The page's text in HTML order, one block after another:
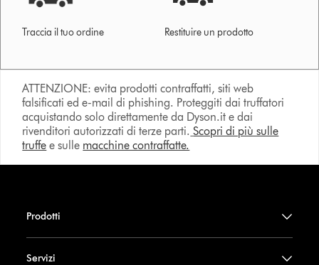
Traccia il tuo ordine Restituire un prodotto
ATTENZIONE: evita prodotti contraffatti, siti web
falsificati ed e-mail di phishing. Proteggiti dai truffatori
acquistando solo direttamente da Dyson.it e dai
rivenditori autorizzati di terze parti. Scopri di più sulle
truffe e sulle macchine contraffatte.
Prodotti
Servizi